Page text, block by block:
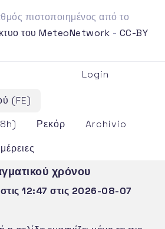
πιστοποιημένος από το
του MeteoNetwork - CC-BY
Login
(FE)
Ρεκόρ
Archivio
χρόνου
12:47 στις 2026-08-07